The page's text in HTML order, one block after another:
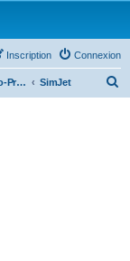
Connexion
Inscription
Réacteurs et Turbo-Propulseurs SimJet